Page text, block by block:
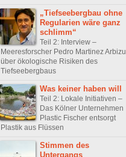
„Tiefseebergbau ohne
Regularien wäre ganz
schlimm“
Teil 2: Interview –
Meeresforscher Pedro Martinez Arbizu
über ökologische Risiken des
Tiefseebergbaus
Was keiner haben will
Teil 2: Lokale Initiativen –
Das Kölner Unternehmen
Plastic Fischer entsorgt
Plastik aus Flüssen
Stimmen des
Untergangs